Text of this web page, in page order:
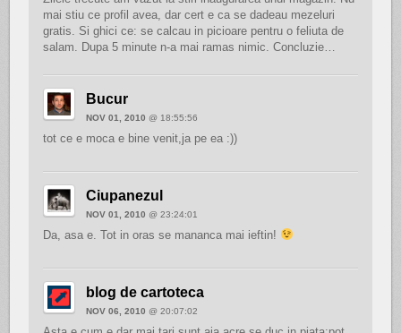
mai stiu ce profil avea, dar cert e ca se dadeau mezeluri
gratis. Si ghici ce: se calcau in picioare pentru o feliuta de
salam. Dupa 5 minute n-a mai ramas nimic. Concluzie…
Bucur
NOV 01, 2010 @ 18:55:56
tot ce e moca e bine venit,ja pe ea :))
Ciupanezul
NOV 01, 2010 @ 23:24:01
Da, asa e. Tot in oras se mananca mai ieftin!
blog de cartoteca
NOV 06, 2010 @ 20:07:02